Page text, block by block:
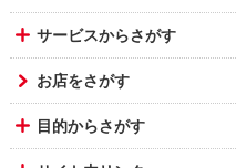
サービスからさがす
お店をさがす
目的からさがす